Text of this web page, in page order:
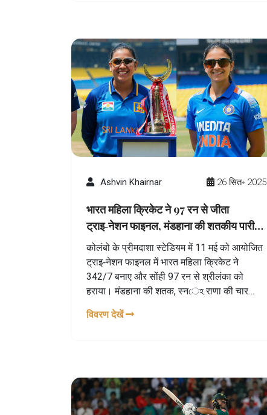
Ashvin Khairnar 26 सित॰ 2025
भारत महिला क्रिकेट ने 97 रन से जीता
ट्राइ‑नेशन फाइनल, मंडहाना की शतकीय पारी
बनी अभिन्न
कोलंबो के प्रीमदाशा स्टेडियम में 11 मई को आयोजित
ट्राइ‑नेशन फाइनल में भारत महिला क्रिकेट ने
342/7 बनाए और सोंही 97 रन से श्रीलंका को
हराया। मंडहाना की शतक, स्नেহ राणा की चार
यादगार बनाते हैं। यह सीरीज 2025 वर्ल्ड कप की
विवरण देखें